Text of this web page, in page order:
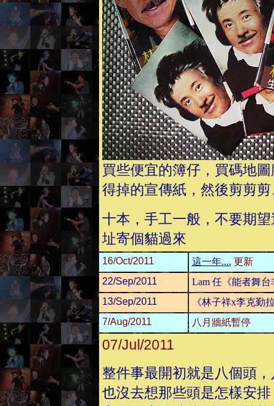
買些便宜的簿仔，買碼地
得掉的宣傳紙，然後剪剪
十本，手工一般，不要期
址寄個貓過來
16/Oct/2011 這一年.... 更新
22/Sep/2011
Lam 任《能者舞
13/Sep/2011
《林子祥x李克勤
7/Aug/2011
八月牆紙暫停
07/Jul/2011
整件事最開初就是八個頭
也沒去想那些頭是怎樣安